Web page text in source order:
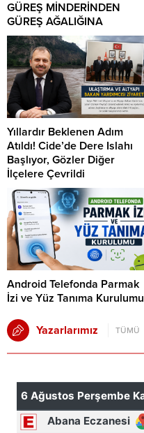
GÜREŞ MİNDERİNDEN
GÜREŞ AĞALIĞINA
Yıllardır Beklenen Adım
Atıldı! Cide’de Dere Islahı
Başlıyor, Gözler Diğer
İlçelere Çevrildi
Android Telefonda Parmak
İzi ve Yüz Tanıma Kurulumu
Yazarlarımız TÜMÜ